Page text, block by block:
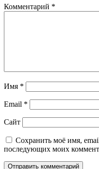
Комментарий *
Имя *
Email *
Сайт
Сохранить моё имя,
последующих моих